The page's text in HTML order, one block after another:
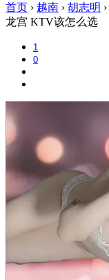
首页 › 越南 › 胡志明 ›
龙宫 KTV该怎么选
1
0